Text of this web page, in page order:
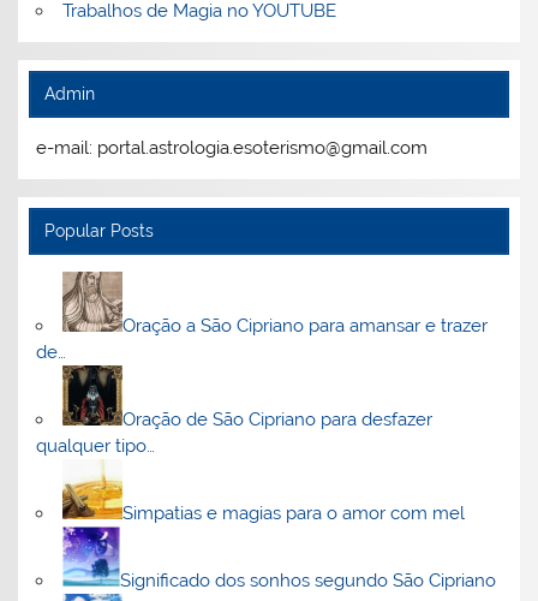
Trabalhos de Magia no YOUTUBE
Admin
e-mail: portal.astrologia.esoterismo@gmail.com
Popular Posts
Oração a São Cipriano para amansar e trazer
de…
Oração de São Cipriano para desfazer
qualquer tipo…
Simpatias e magias para o amor com mel
Significado dos sonhos segundo São Cipriano